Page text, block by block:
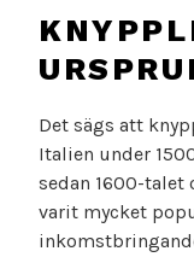
Det sägs att
Italien under
sedan 1600-talet
varit mycket